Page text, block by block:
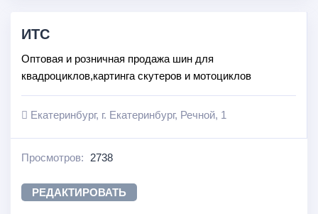
ИТС
Оптовая и розничная продажа шин для
квадроциклов,картинга скутеров и мотоциклов
Екатеринбург, г. Екатеринбург, Речной, 1
Просмотров: 2738
РЕДАКТИРОВАТЬ